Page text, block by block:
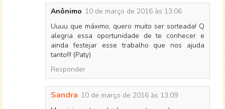
Anônimo 10 de março de 2016 às 13:06
Uuuu que máximo, quero muito ser sorteada! Q
alegria essa oportunidade de te conhecer e
ainda festejar esse trabalho que nos ajuda
tanto!!! (Paty)
Responder
Sandra 10 de março de 2016 às 13:09